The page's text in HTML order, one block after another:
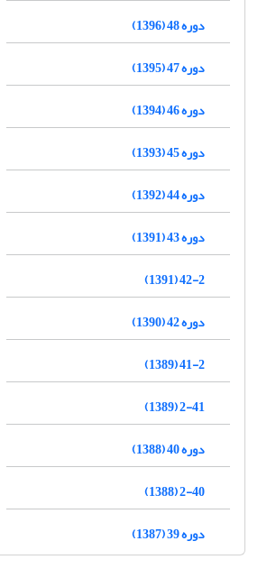
دوره 48 (1396)
دوره 47 (1395)
دوره 46 (1394)
دوره 45 (1393)
دوره 44 (1392)
دوره 43 (1391)
42-2 (1391)
دوره 42 (1390)
41-2 (1389)
2-41 (1389)
دوره 40 (1388)
2-40 (1388)
دوره 39 (1387)